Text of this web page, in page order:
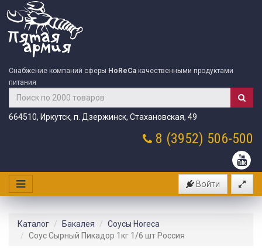
Снабжение компаний сферы HoReCa качественными продуктами
питания
664510, Иркутск, п. Дзержинск, Стахановская, 49
8 (3952) 506-500
Войти
Каталог Бакалея
Соусы Horeca
Соус Сырный Пикадор 1кг 1/6 шт Россия